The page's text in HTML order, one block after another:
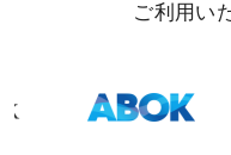
ご利用い